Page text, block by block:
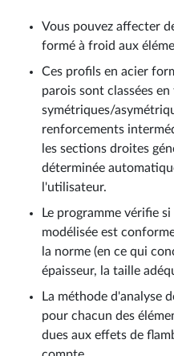
​Vous pouvez affecter
formé à froid aux
Ces profils en acier
parois sont classées
symétriques/
renforcements
les sections droites
déterminée
l'utilisateur.
Le programme vérifie
modélisée est
la norme (en ce qui
épaisseur, la taille
La méthode d'analyse
pour chacun des
dues aux effets de